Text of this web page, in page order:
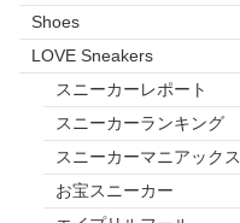
Shoes
LOVE Sneakers
スニーカーレポート
スニーカーランキング
スニーカーマニアックス
お宝スニーカー